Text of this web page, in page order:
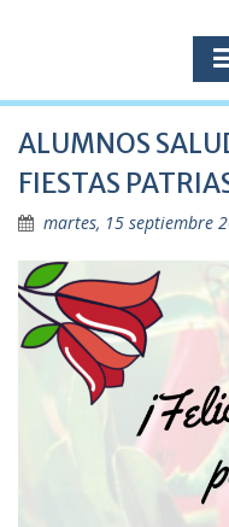
ALUMNOS
FIESTAS
martes, 15 septiembre